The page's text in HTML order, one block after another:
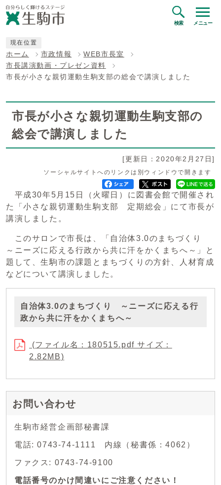
検索 メニュー
現在位置
ホーム 市政情報
WEB市長室
市長講演動画・プレゼン資料
市長が小さな親切運動生駒支部の総会で講演しました
市長が小さな親切運動生駒支部の
総会で講演しました
[更新日：2020年2月27日]
ソーシャルサイトへのリンクは別ウィンドウで開きます
平成30年5月15日（火曜日）に図書会館で開催され
た「小さな親切運動生駒支部 定期総会」にて市長が
講演しました。
このサロンで市長は、「自治体3.0のまちづくり
～ニーズに応える行政から共に汗をかくまちへ～」と
題して、生駒市の課題とまちづくりの方針、人材育成
などについて講演しました。
自治体3.0のまちづくり ～ニーズに応える行
政から共に汗をかくまちへ～
(ファイル名：180515.pdf サイズ：
2.82MB)
お問い合わせ
生駒市経営企画部秘書課
電話: 0743-74-1111 内線（秘書係：4062）
ファクス: 0743-74-9100
電話番号のかけ間違いにご注意ください！